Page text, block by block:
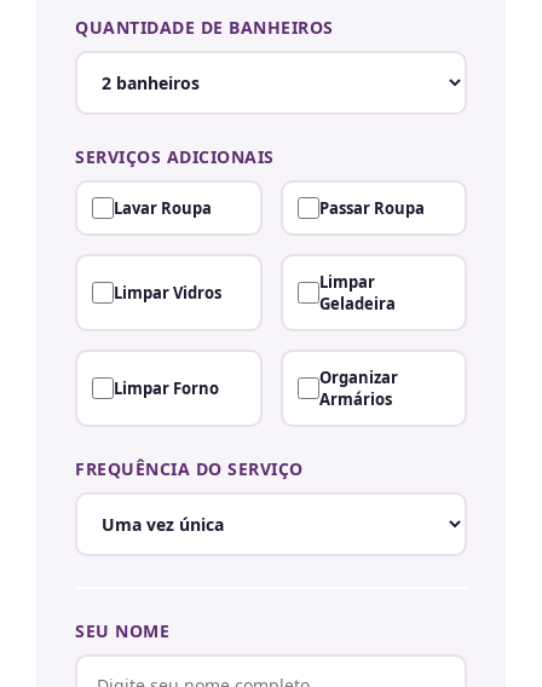
QUANTIDADE DE BANHEIROS
SERVIÇOS ADICIONAIS
Lavar Roupa Passar Roupa
Limpar Vidros
Limpar
Geladeira
Limpar Forno
Organizar
Armários
FREQUÊNCIA DO SERVIÇO
SEU NOME